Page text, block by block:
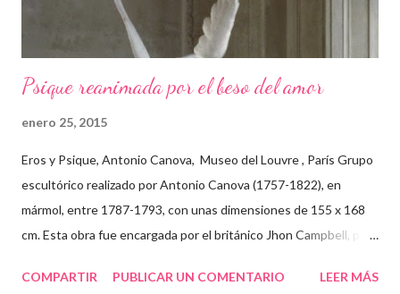
Psique reanimada por el beso del amor
enero 25, 2015
Eros y Psique, Antonio Canova, Museo del Louvre , París Grupo
escultórico realizado por Antonio Canova (1757-1822), en
mármol, entre 1787-1793, con unas dimensiones de 155 x 168
cm. Esta obra fue encargada por el británico Jhon Campbell, pero
coleccionista de obras de arte y al que posteriormente
COMPARTIR PUBLICAR UN COMENTARIO LEER MÁS